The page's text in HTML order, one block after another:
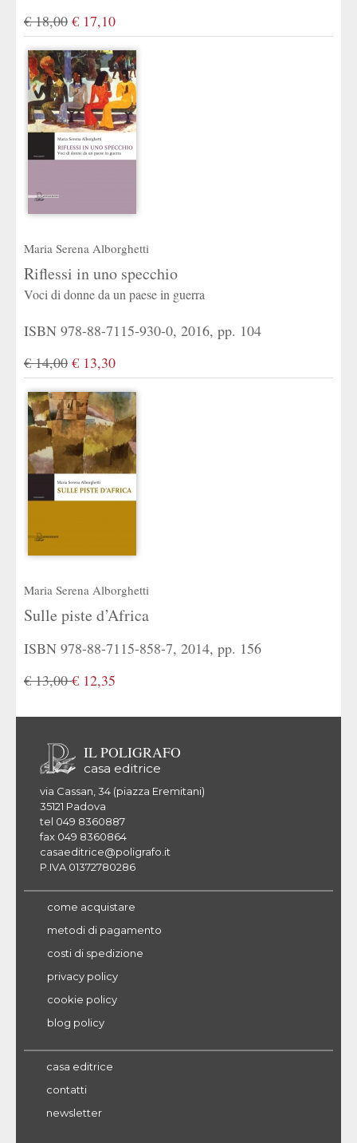
€ 18,00 € 17,10
Maria Serena Alborghetti
Riflessi in uno specchio
Voci di donne da un paese in guerra
ISBN 978-88-7115-930-0, 2016, pp. 104
€ 14,00 € 13,30
Maria Serena Alborghetti
Sulle piste d’Africa
ISBN 978-88-7115-858-7, 2014, pp. 156
€ 13,00€ 12,35
IL POLIGRAFO
casa editrice
via Cassan, 34 (piazza Eremitani)
35121 Padova
tel 049 8360887
fax 049 8360864
casaeditrice@poligrafo.it
P.IVA 01372780286
come acquistare
metodi di pagamento
costi di spedizione
privacy policy
cookie policy
blog policy
casa editrice
contatti
newsletter